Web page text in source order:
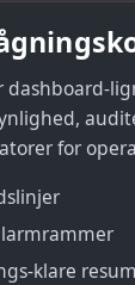
dashboard-
for
klare